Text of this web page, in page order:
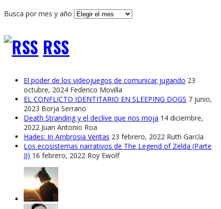
Busca por mes y año
RSS
El poder de los videojuegos de comunicar jugando 23
octubre, 2024 Federico Movilla
EL CONFLICTO IDENTITARIO EN SLEEPING DOGS 7 junio,
2023 Borja Serrano
Death Stranding y el declive que nos moja 14 diciembre,
2022 Juan Antonio Roa
Hades: In Ambrosia Veritas 23 febrero, 2022 Ruth García
Los ecosistemas narrativos de The Legend of Zelda (Parte
II) 16 febrero, 2022 Roy Ewolf